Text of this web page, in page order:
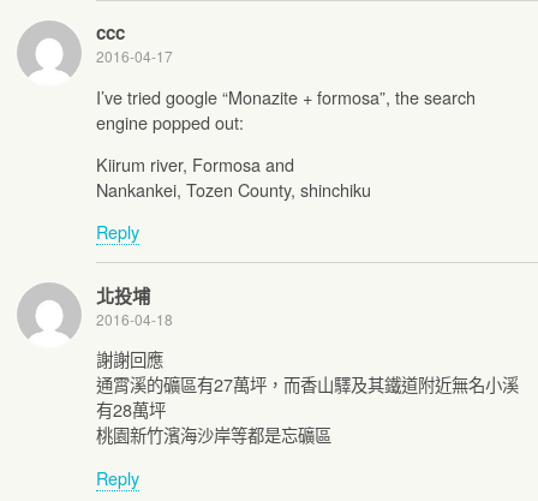
ccc
2016-04-17
I’ve tried google “Monazite + formosa”, the search
engine popped out:
Kiirum river, Formosa and
Nankankei, Tozen County, shinchiku
Reply
北投埔
2016-04-18
謝謝回應
通霄溪的礦區有27萬坪，而香山驛及其鐵道附近無名小溪
有28萬坪
桃園新竹濱海沙岸等都是忘礦區
Reply